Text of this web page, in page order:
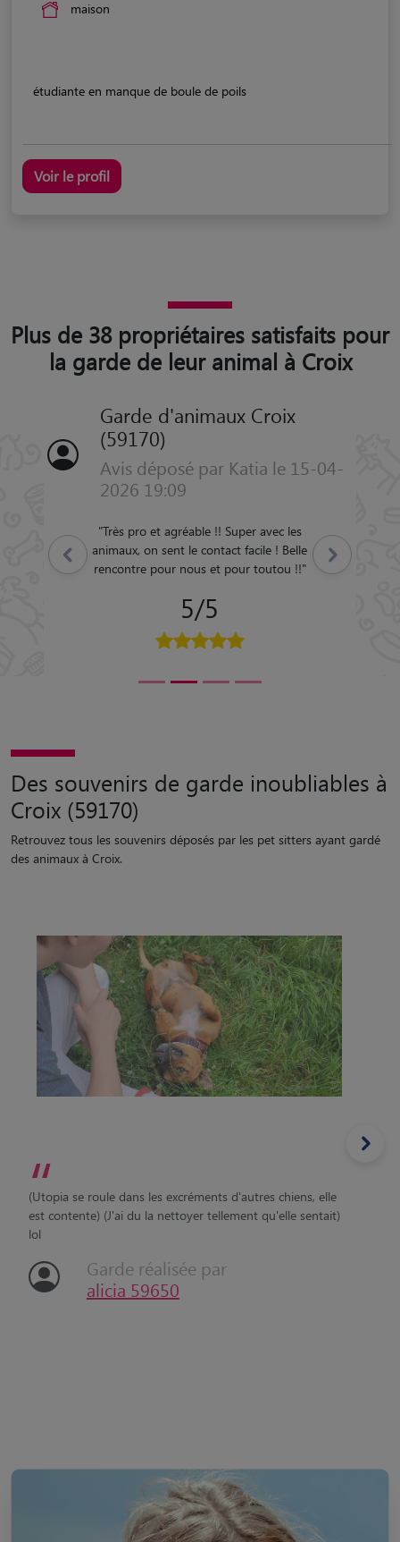
maison
étudiante en manque de boule de poils
Voir le profil
Plus de 38 propriétaires satisfaits pour
la garde de leur animal à Croix
Garde d'animaux Croix
(59170)
Avis déposé par Katia le 15-04-
2026 19:09
"Très pro et agréable !! Super avec les
animaux, on sent le contact facile ! Belle
rencontre pour nous et pour toutou !!"
5/5
Précédent Suivant
Des souvenirs de garde inoubliables à
Croix (59170)
Retrouvez tous les souvenirs déposés par les pet sitters ayant gardé
des animaux à Croix.
“
(Utopia se roule dans les excréments d'autres chiens, elle
est contente) (J'ai du la nettoyer tellement qu'elle sentait)
lol
Garde réalisée par
alicia 59650